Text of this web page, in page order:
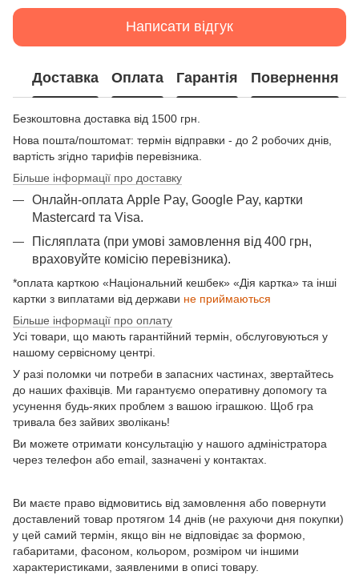
Написати відгук
Доставка Оплата Гарантія Повернення
Безкоштовна доставка від 1500 грн.
Нова пошта/поштомат: термін відправки - до 2 робочих днів,
вартість згідно тарифів перевізника.
Більше інформації про доставку
Онлайн-оплата Apple Pay, Google Pay, картки
Mastercard та Visа.
Післяплата (при умові замовлення від 400 грн,
враховуйте комісію перевізника).
*оплата карткою «Національний кешбек» «Дія картка» та інші
картки з виплатами від держави не приймаються
Більше інформації про оплату
Усі товари, що мають гарантійний термін, обслуговуються у
нашому сервісному центрі.
У разі поломки чи потреби в запасних частинах, звертайтесь
до наших фахівців. Ми гарантуємо оперативну допомогу та
усунення будь-яких проблем з вашою іграшкою. Щоб гра
тривала без зайвих зволікань!
Ви можете отримати консультацію у нашого адміністратора
через телефон або email, зазначені у контактах.
Ви маєте право відмовитись від замовлення або повернути
доставлений товар протягом 14 днів (не рахуючи дня покупки)
у цей самий термін, якщо він не відповідає за формою,
габаритами, фасоном, кольором, розміром чи іншими
характеристиками, заявленими в описі товару.